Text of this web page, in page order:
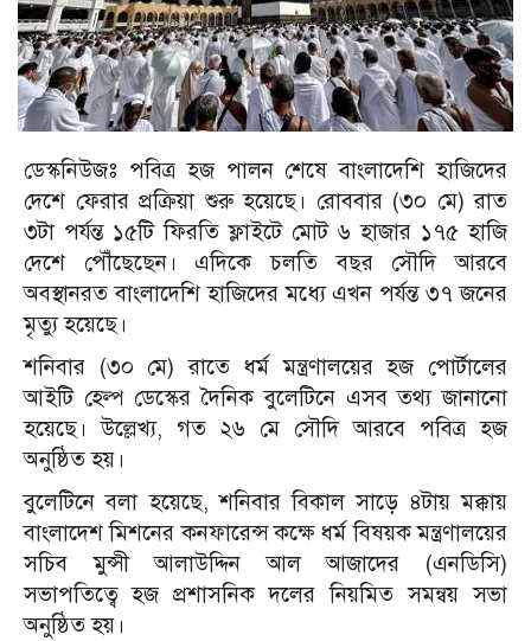
ডেস্কনিউজঃ পবিত্র হজ পালন শেষে বাংলাদেশি হাজিদের
দেশে ফেরার প্রক্রিয়া শুরু হয়েছে। রোববার (৩০ মে) রাত
৩টা পর্যন্ত ১৫টি ফিরতি ফ্লাইটে মোট ৬ হাজার ১৭৫ হাজি
দেশে পৌঁছেছেন। এদিকে চলতি বছর সৌদি আরবে
অবস্থানরত বাংলাদেশি হাজিদের মধ্যে এখন পর্যন্ত ৩৭ জনের
মৃত্যু হয়েছে।
শনিবার (৩০ মে) রাতে ধর্ম মন্ত্রণালয়ের হজ পোর্টালের
আইটি হেল্প ডেস্কের দৈনিক বুলেটিনে এসব তথ্য জানানো
হয়েছে। উল্লেখ্য, গত ২৬ মে সৌদি আরবে পবিত্র হজ
অনুষ্ঠিত হয়।
বুলেটিনে বলা হয়েছে, শনিবার বিকাল সাড়ে ৪টায় মক্কায়
বাংলাদেশ মিশনের কনফারেন্স কক্ষে ধর্ম বিষয়ক মন্ত্রণালয়ের
সচিব মুন্সী আলাউদ্দিন আল আজাদের (এনডিসি)
সভাপতিত্বে হজ প্রশাসনিক দলের নিয়মিত সমন্বয় সভা
অনুষ্ঠিত হয়।